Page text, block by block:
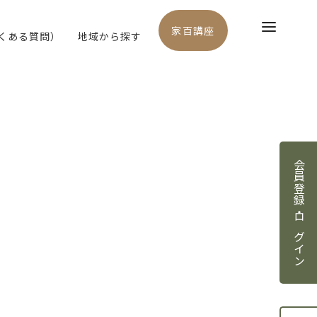
会員登録・ログイン
ある質問） 地域から探す 家百講座